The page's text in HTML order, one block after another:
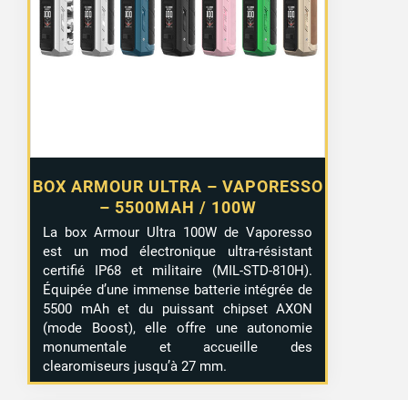
BOX ARMOUR ULTRA – VAPORESSO
– 5500MAH / 100W
La box Armour Ultra 100W de Vaporesso
est un mod électronique ultra-résistant
certifié IP68 et militaire (MIL-STD-810H).
Équipée d’une immense batterie intégrée de
5500 mAh et du puissant chipset AXON
(mode Boost), elle offre une autonomie
monumentale et accueille des
clearomiseurs jusqu’à 27 mm.